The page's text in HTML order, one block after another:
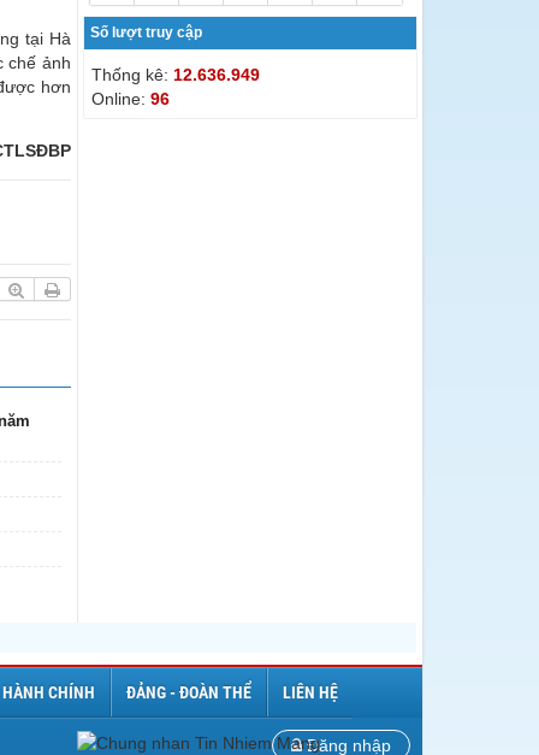
tại Hà
chế ảnh
hơn
Số lượt truy cập
Thống kê: 12.636.949
Online: 96
CHÍNH ĐẢNG - ĐOÀN THỂ LIÊN HỆ
Đăng nhập